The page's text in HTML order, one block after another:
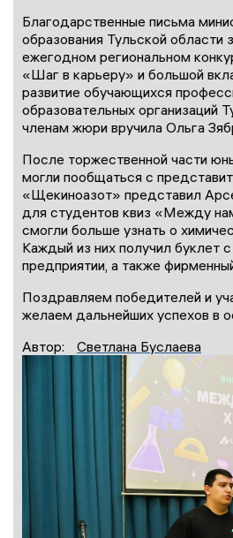
Благодарственные письма
образования Тульской области
ежегодном региональном
«Шаг в карьеру» и большой
развитие обучающихся
образовательных организаций
членам жюри вручила Ольга
После торжественной части
могли пообщаться с
«Щекиноазот» представил
для студентов квиз «Между
смогли больше узнать о
Каждый из них получил буклет
предприятии, а также
Поздравляем победителей и
желаем дальнейших успехов в
Автор:
Светлана Буслаева